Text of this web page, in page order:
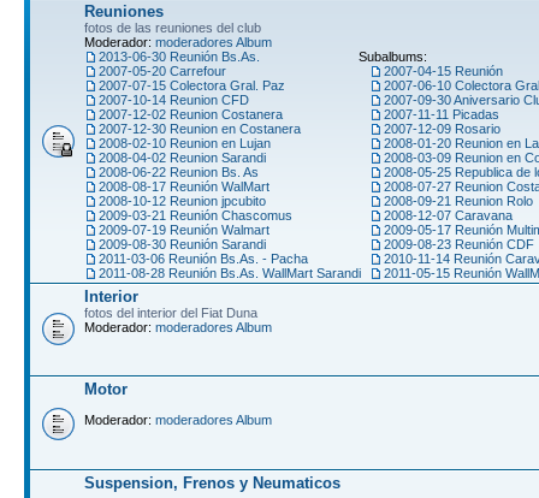
Reuniones
fotos de las reuniones del club
Moderador: moderadores Album
Subalbums:
2013-06-30 Reunión Bs.As.
2007-04-15 Reunión
2007-05-20 Carrefour
2007-06-10 Colectora
2007-07-15 Colectora Gral. Paz
2007-09-30 Aniversario
2007-10-14 Reunion CFD
2007-11-11 Picadas
2007-12-02 Reunion Costanera
2007-12-09 Rosario
2007-12-30 Reunion en Costanera
2008-01-20 Reunion en
2008-02-10 Reunion en Lujan
2008-03-09 Reunion en
2008-04-02 Reunion Sarandi
2008-05-25 Republica de
2008-06-22 Reunion Bs. As
2008-07-27 Reunion
2008-08-17 Reunión WalMart
2008-09-21 Reunion Rolo
2008-10-12 Reunion jpcubito
2008-12-07 Caravana
2009-03-21 Reunión Chascomus
2009-05-17 Reunión
2009-07-19 Reunión Walmart
2009-08-23 Reunión CDF
2009-08-30 Reunión Sarandi
2010-11-14 Reunión
2011-03-06 Reunión Bs.As. - Pacha
2011-05-15 Reunión
2011-08-28 Reunión Bs.As. WallMart Sarandi
Interior
fotos del interior del Fiat Duna
Moderador: moderadores Album
Motor
Moderador: moderadores Album
Suspension, Frenos y Neumaticos